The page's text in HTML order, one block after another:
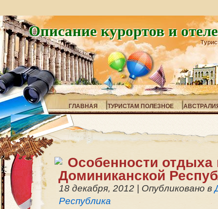
Описание курортов и
ГЛАВНАЯ ТУРИСТАМ ПОЛЕЗНОЕ
Особенности отдыха
Доминиканской
18 декабря, 2012 Опубликовано в
Республика